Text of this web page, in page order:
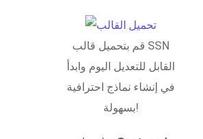
قم بتحميل قالب SSN
القابل للتعديل اليوم وابدأ
في إنشاء نماذج احترافية
بسهولة!